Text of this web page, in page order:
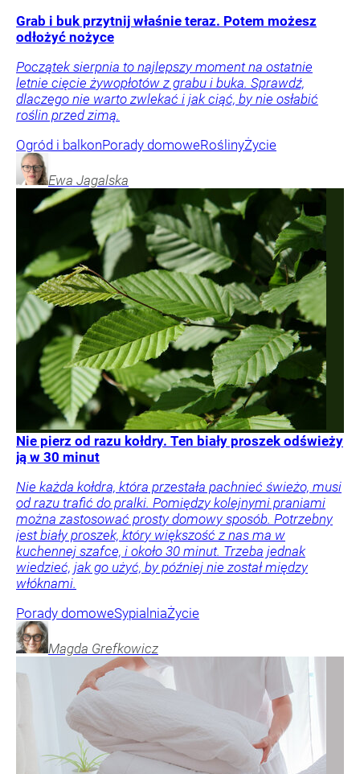
Grab i buk przytnij właśnie teraz. Potem możesz
odłożyć nożyce
Początek sierpnia to najlepszy moment na ostatnie
letnie cięcie żywopłotów z grabu i buka. Sprawdź,
dlaczego nie warto zwlekać i jak ciąć, by nie osłabić
roślin przed zimą.
Ogród i balkonPorady domoweRoślinyŻycie
Ewa Jagalska
Nie pierz od razu kołdry. Ten biały proszek odświeży
ją w 30 minut
Nie każda kołdra, która przestała pachnieć świeżo, musi
od razu trafić do pralki. Pomiędzy kolejnymi praniami
można zastosować prosty domowy sposób. Potrzebny
jest biały proszek, który większość z nas ma w
kuchennej szafce, i około 30 minut. Trzeba jednak
wiedzieć, jak go użyć, by później nie został między
włóknami.
Porady domoweSypialniaŻycie
Magda Grefkowicz